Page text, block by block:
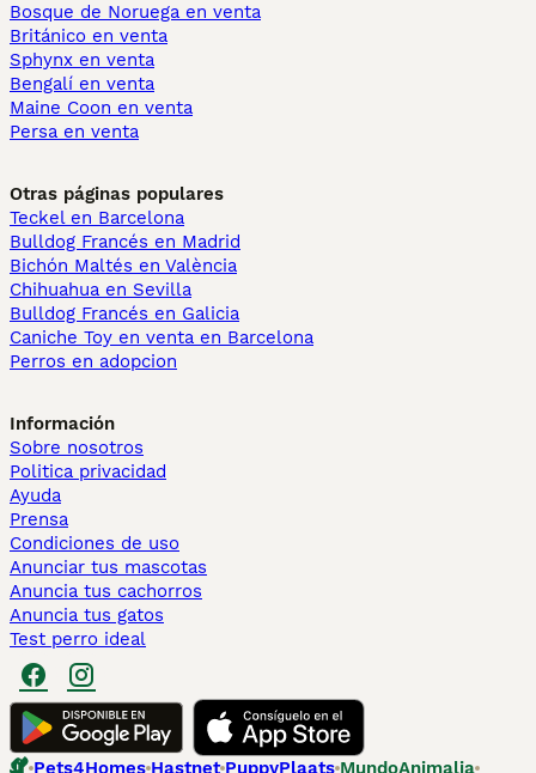
Bosque de Noruega en venta
Británico en venta
Sphynx en venta
Bengalí en venta
Maine Coon en venta
Persa en venta
Otras páginas populares
Teckel en Barcelona
Bulldog Francés en Madrid
Bichón Maltés en València
Chihuahua en Sevilla
Bulldog Francés en Galicia
Caniche Toy en venta en Barcelona
Perros en adopcion
Información
Sobre nosotros
Politica privacidad
Ayuda
Prensa
Condiciones de uso
Anunciar tus mascotas
Anuncia tus cachorros
Anuncia tus gatos
Test perro ideal